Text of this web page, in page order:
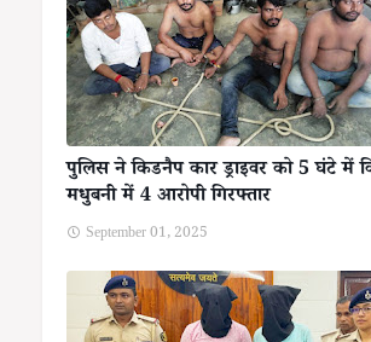
पुलिस ने किडनैप कार ड्राइवर को 5 घंटे में
मधुबनी में 4 आरोपी गिरफ्तार
September 01, 2025